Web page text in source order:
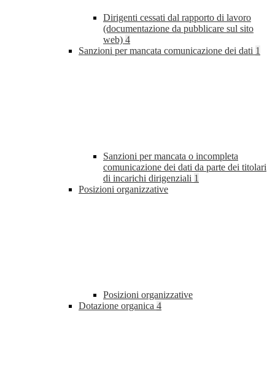
Dirigenti cessati dal rapporto di lavoro
(documentazione da pubblicare sul sito
web) 4
Sanzioni per mancata comunicazione dei dati 1
Sanzioni per mancata o incompleta
comunicazione dei dati da parte dei titolari
di incarichi dirigenziali 1
Posizioni organizzative
Posizioni organizzative
Dotazione organica 4